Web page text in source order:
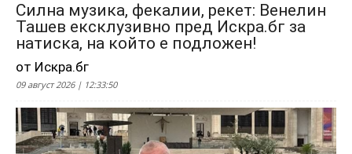
Силна музика, фекалии, рекет: Венелин
Ташев ексклузивно пред Искра.бг за
натиска, на който е подложен!
от Искра.бг
09 август 2026 | 12:33:50